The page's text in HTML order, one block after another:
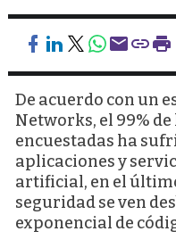
De acuerdo con un
Networks, el 99%
encuestadas ha
aplicaciones y
artificial, en el
seguridad se ven
exponencial de